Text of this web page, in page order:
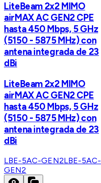
LiteBeam 2x2 MIMO
airMAX AC GEN2 CPE
hasta 450 Mbps, 5 GHz
(5150 - 5875 MHz) con
antena integrada de 23
dBi
LiteBeam 2x2 MIMO
airMAX AC GEN2 CPE
hasta 450 Mbps, 5 GHz
(5150 - 5875 MHz) con
antena integrada de 23
dBi
LBE-5AC-GEN2LBE-5AC-
GEN2